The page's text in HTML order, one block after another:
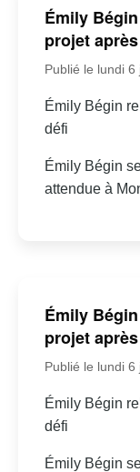
Émily
projet
Publié le lundi
Émily Bégin
défi
Émily Bégin
attendue à
Émily
projet
Publié le lundi 6
Émily Bégin
défi
Émily Bégin